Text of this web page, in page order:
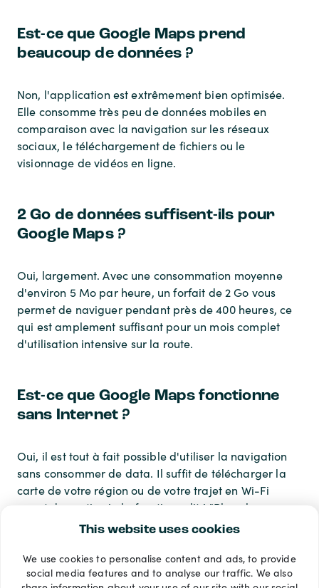
This website uses cookies
We use cookies to personalise content and ads, to provide
social media features and to analyse our traffic. We also
Est-ce que Google Maps prend
beaucoup de données ?
Non, l'application est extrêmement bien optimisée.
Elle consomme très peu de données mobiles en
comparaison avec la navigation sur les réseaux
sociaux, le téléchargement de fichiers ou le
visionnage de vidéos en ligne.
2 Go de données suffisent-ils pour
Google Maps ?
Oui, largement. Avec une consommation moyenne
d'environ 5 Mo par heure, un forfait de 2 Go vous
permet de naviguer pendant près de 400 heures, ce
qui est amplement suffisant pour un mois complet
d'utilisation intensive sur la route.
Est-ce que Google Maps fonctionne
sans Internet ?
Oui, il est tout à fait possible d'utiliser la navigation
sans consommer de data. Il suffit de télécharger la
carte de votre région ou de votre trajet en Wi-Fi
avant de partir, via la fonctionnalité "Plans hors
connexion" présente dans les menus de l'application.
Modes de paiement